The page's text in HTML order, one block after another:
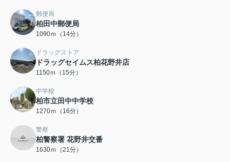
郵便局
柏田中郵便局
1090ｍ（14分）
ドラッグストア
ドラッグセイムス柏花野井店
1150ｍ（15分）
中学校
柏市立田中中学校
1270ｍ（16分）
警察
柏警察署 花野井交番
1630ｍ（21分）